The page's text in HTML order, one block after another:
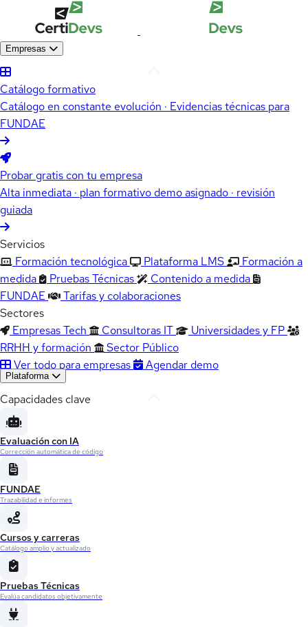
Empresas
Catálogo formativo
Catálogo en constante evolución · Evidencias técnicas para
FUNDAE
Probar gratis con tu empresa
Alta inmediata · plan formativo demo asignado · revisión
guiada
Servicios
Formación tecnológica
Plataforma LMS
Formación a
medida
Pruebas Técnicas
Contenido a medida
FUNDAE
Tarifas y colaboraciones
Sectores
Empresas Tech
Consultoras IT
Universidades y FP
RRHH y formación
Sector Público
Ver todo para empresas
Agendar demo
Plataforma
Capacidades clave
Evaluación con IA
Corrección automática de código
FUNDAE
Trazabilidad e informes
Cursos y carreras
Catálogo amplio y actualizado
Pruebas Técnicas
Evalúa candidatos objetivamente